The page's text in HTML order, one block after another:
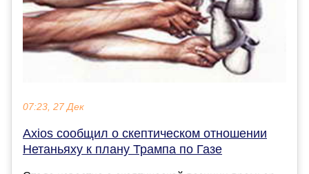
07:23, 27 Дек
Axios сообщил о скептическом отношении
Нетаньяху к плану Трампа по Газе